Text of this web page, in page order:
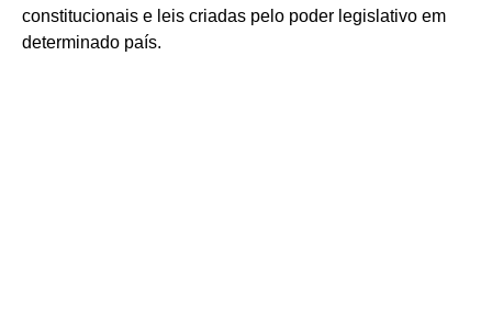
constitucionais e leis criadas pelo poder legislativo em
determinado país.